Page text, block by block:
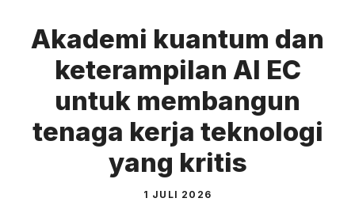
Akademi kuantum dan
keterampilan AI EC
untuk membangun
tenaga kerja teknologi
yang kritis
1 JULI 2026